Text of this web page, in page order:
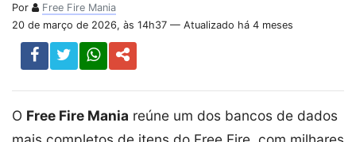
Por
Free Fire Mania
20 de março de 2026, às 14h37 — Atualizado há 4 meses
O Free Fire Mania reúne um dos bancos de dados